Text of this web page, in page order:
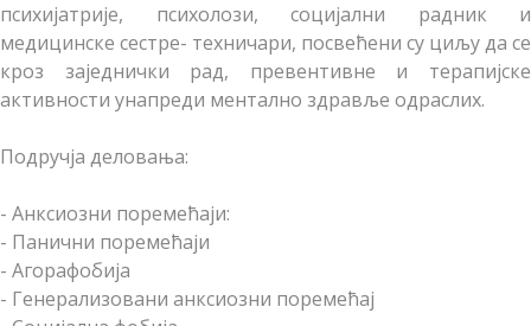
психијатрије, психолози, социјални радник и
медицинске сестре- техничари, посвећени су циљу да се
кроз заједнички рад, превентивне и терапијске
активности унапреди ментално здравље одраслих.
Подручја деловања:
- Анксиозни поремећаји:
- Панични поремећаји
- Агорафобија
- Генерализовани анксиозни поремећај